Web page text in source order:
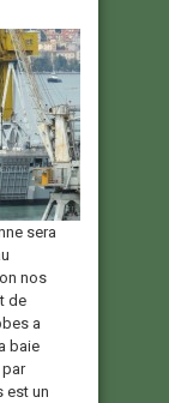
sera
nos
de
a
baie
par
est un